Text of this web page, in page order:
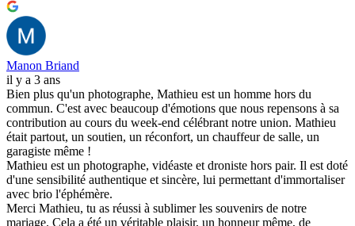
Manon Briand
il y a 3 ans
Bien plus qu'un photographe, Mathieu est un homme hors du
commun. C'est avec beaucoup d'émotions que nous repensons à sa
contribution au cours du week-end célébrant notre union. Mathieu
était partout, un soutien, un réconfort, un chauffeur de salle, un
garagiste même !
Mathieu est un photographe, vidéaste et droniste hors pair. Il est doté
d'une sensibilité authentique et sincère, lui permettant d'immortaliser
avec brio l'éphémère.
Merci Mathieu, tu as réussi à sublimer les souvenirs de notre
mariage. Cela a été un véritable plaisir, un honneur même, de